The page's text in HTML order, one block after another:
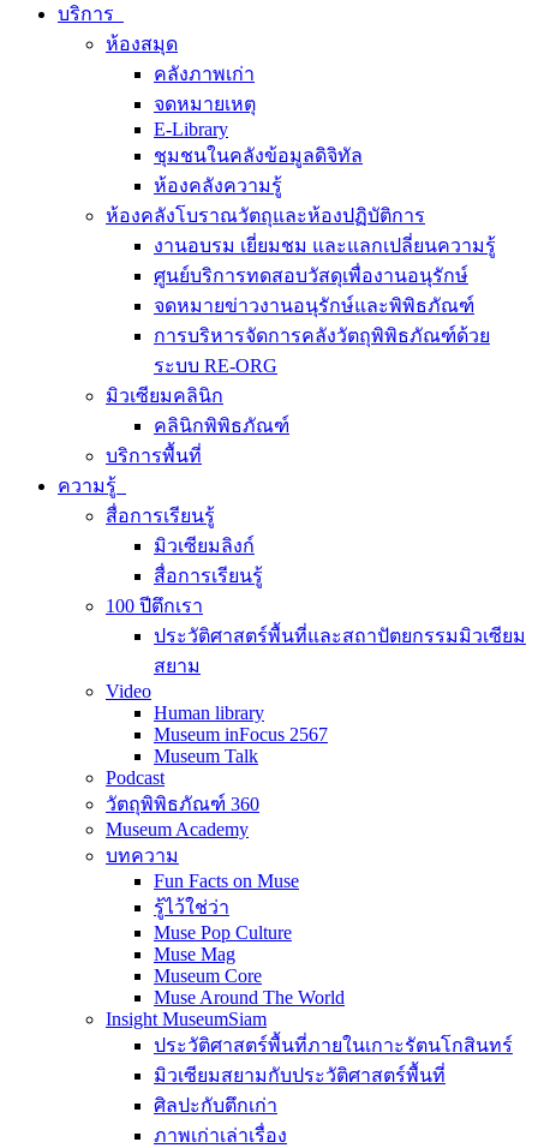
บริการ
ห้องสมุด
คลังภาพเก่า
จดหมายเหตุ
E-Library
ชุมชนในคลังข้อมูลดิจิทัล
ห้องคลังความรู้
ห้องคลังโบราณวัตถุและห้องปฏิบัติการ
งานอบรม เยี่ยมชม และแลกเปลี่ยนความรู้
ศูนย์บริการทดสอบวัสดุเพื่องานอนุรักษ์
จดหมายข่าวงานอนุรักษ์และพิพิธภัณฑ์
การบริหารจัดการคลังวัตถุพิพิธภัณฑ์ด้วย
ระบบ RE-ORG
มิวเซียมคลินิก
คลินิกพิพิธภัณฑ์
บริการพื้นที่
ความรู้
สื่อการเรียนรู้
มิวเซียมลิงก์
สื่อการเรียนรู้
100 ปีตึกเรา
ประวัติศาสตร์พื้นที่และสถาปัตยกรรมมิวเซียม
สยาม
Video
Human library
Museum inFocus 2567
Museum Talk
Podcast
วัตถุพิพิธภัณฑ์ 360
Museum Academy
บทความ
Fun Facts on Muse
รู้ไว้ใช่ว่า
Muse Pop Culture
Muse Mag
Museum Core
Muse Around The World
Insight MuseumSiam
ประวัติศาสตร์พื้นที่ภายในเกาะรัตนโกสินทร์
มิวเซียมสยามกับประวัติศาสตร์พื้นที่
ศิลปะกับตึกเก่า
ภาพเก่าเล่าเรื่อง